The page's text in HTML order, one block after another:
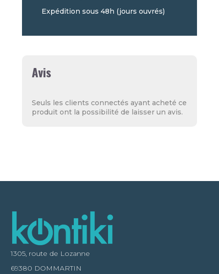
Expédition sous 48h (jours ouvrés)
Avis
Seuls les clients connectés ayant acheté ce
produit ont la possibilité de laisser un avis.
1305, route de Lozanne
69380 DOMMARTIN